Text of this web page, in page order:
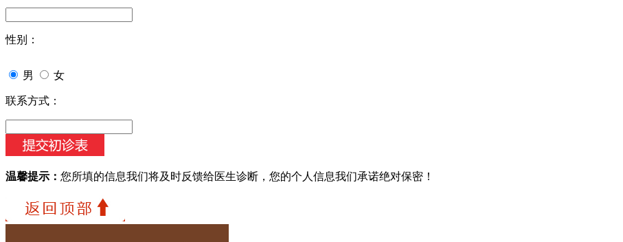
性别：
男 女
联系方式：
温馨提示： 您所填的信息我们将及时反馈给医生诊断，您的个人信息我们承诺绝对保密！